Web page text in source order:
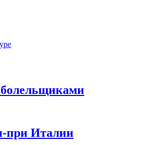
болельщиками
при Италии